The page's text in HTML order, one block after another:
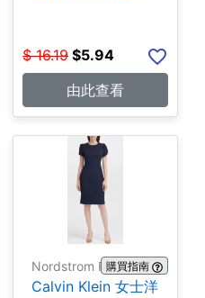
$ 16.19 $5.94
由此查看
Nordstrom Rack購買指南
Calvin Klein 女士洋